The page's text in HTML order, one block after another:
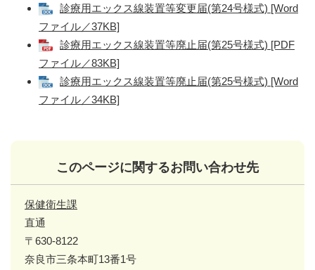
診療用エックス線装置等変更届(第24号様式) [Word
ファイル／37KB]
診療用エックス線装置等廃止届(第25号様式) [PDF
ファイル／83KB]
診療用エックス線装置等廃止届(第25号様式) [Word
ファイル／34KB]
このページに関するお問い合わせ先
保健衛生課
直通
〒630-8122
奈良市三条本町13番1号